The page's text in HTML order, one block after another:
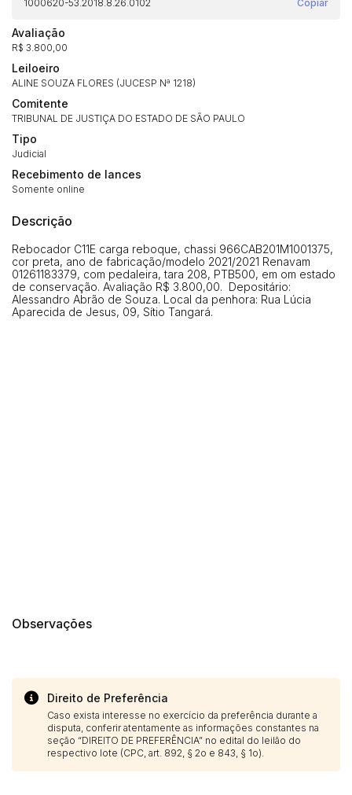
1000620-53.2018.8.26.0102 Copiar
Avaliação
R$ 3.800,00
Leiloeiro
ALINE SOUZA FLORES (JUCESP Nª 1218)
Comitente
TRIBUNAL DE JUSTIÇA DO ESTADO DE SÃO PAULO
Tipo
Judicial
Recebimento de lances
Somente online
Descrição
Rebocador C11E carga reboque, chassi 966CAB201M1001375,
cor preta, ano de fabricação/modelo 2021/2021 Renavam
01261183379, com pedaleira, tara 208, PTB500, em om estado
de conservação. Avaliação R$ 3.800,00. Depositário:
Alessandro Abrão de Souza. Local da penhora: Rua Lúcia
Aparecida de Jesus, 09, Sítio Tangará.
Observações
Direito de Preferência
Caso exista interesse no exercício da preferência durante a
disputa, conferir atentamente as informações constantes na
seção “DIREITO DE PREFERÊNCIA” no edital do leilão do
respectivo lote (CPC, art. 892, § 2o e 843, § 1o).
Envie sua Proposta
(Art. 895, CPC)
Histórico de Propostas
Data Usuário Valor
Habilite-se para efetuar lances ou
propostas